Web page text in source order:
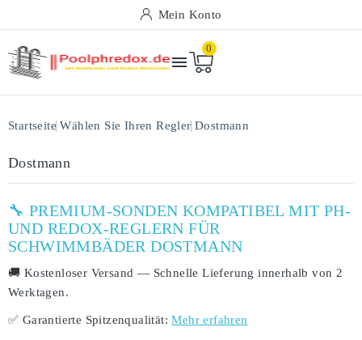
Mein Konto

0
Startseite Wählen Sie Ihren Regler Dostmann
Dostmann
🔧 PREMIUM-SONDEN KOMPATIBEL MIT PH-
UND REDOX-REGLERN FÜR
SCHWIMMBÄDER DOSTMANN
🚚 Kostenloser Versand — Schnelle Lieferung innerhalb von 2
Werktagen.
✅ Garantierte Spitzenqualität: Mehr erfahren